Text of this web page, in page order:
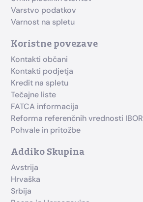
Varstvo podatkov
Varnost na spletu
Koristne povezave
Kontakti občani
Kontakti podjetja
Kredit na spletu
Tečajne liste
FATCA informacija
Reforma referenčnih vrednosti IBOR
Pohvale in pritožbe
Addiko Skupina
Avstrija
Hrvaška
Srbija